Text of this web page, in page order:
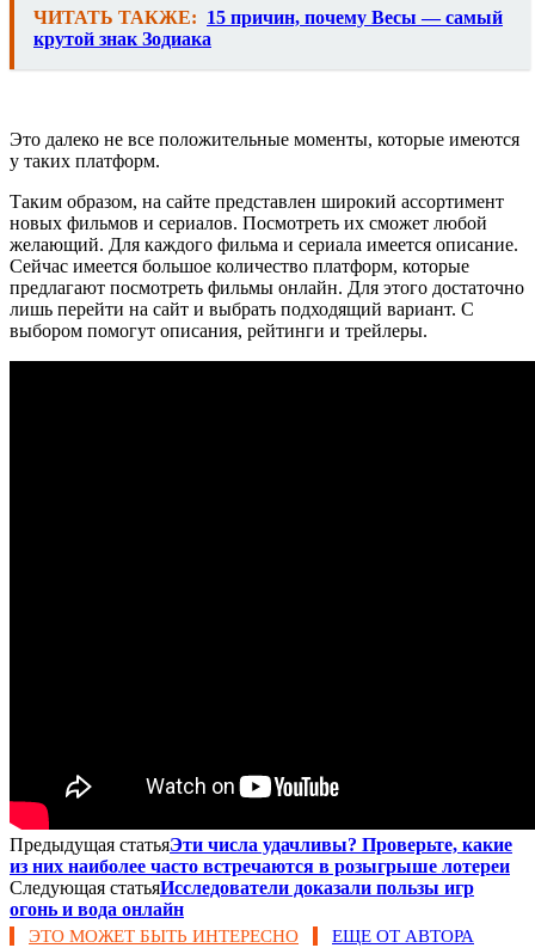
ЧИТАТЬ ТАКЖЕ: 15 причин, почему Весы — самый
крутой знак Зодиака
Это далеко не все положительные моменты, которые имеются
у таких платформ.
Таким образом, на сайте представлен широкий ассортимент
новых фильмов и сериалов. Посмотреть их сможет любой
желающий. Для каждого фильма и сериала имеется описание.
Сейчас имеется большое количество платформ, которые
предлагают посмотреть фильмы онлайн. Для этого достаточно
лишь перейти на сайт и выбрать подходящий вариант. С
выбором помогут описания, рейтинги и трейлеры.
Предыдущая статьяЭти числа удачливы? Проверьте, какие
из них наиболее часто встречаются в розыгрыше лотереи
Следующая статьяИсследователи доказали пользы игр
огонь и вода онлайн
ЭТО МОЖЕТ БЫТЬ ИНТЕРЕСНО ЕЩЕ ОТ АВТОРА